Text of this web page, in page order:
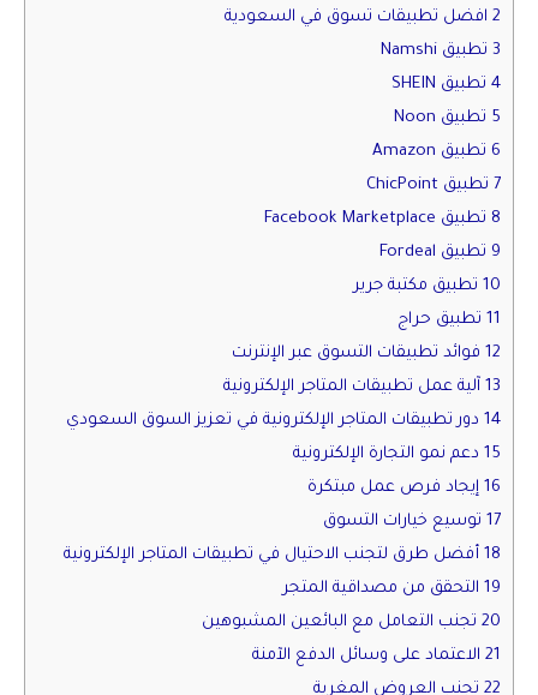
2 افضل تطبيقات تسوق في السعودية
3 تطبيق Namshi
4 تطبيق SHEIN
5 تطبيق Noon
6 تطبيق Amazon
7 تطبيق ChicPoint
8 تطبيق Facebook Marketplace
9 تطبيق Fordeal
10 تطبيق مكتبة جرير
11 تطبيق حراج
12 فوائد تطبيقات التسوق عبر الإنترنت
13 آلية عمل تطبيقات المتاجر الإلكترونية
14 دور تطبيقات المتاجر الإلكترونية في تعزيز السوق السعودي
15 دعم نمو التجارة الإلكترونية
16 إيجاد فرص عمل مبتكرة
17 توسيع خيارات التسوق
18 أفضل طرق لتجنب الاحتيال في تطبيقات المتاجر الإلكترونية
19 التحقق من مصداقية المتجر
20 تجنب التعامل مع البائعين المشبوهين
21 الاعتماد على وسائل الدفع الآمنة
22 تجنب العروض المغرية